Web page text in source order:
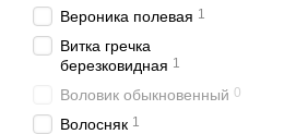
Вероника полевая 1
Витка гречка
березковидная 1
Воловик обыкновенный 0
Волосняк 1